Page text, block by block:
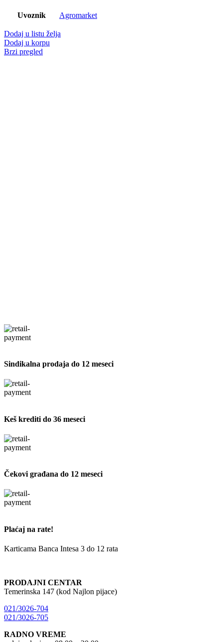
Uvoznik Agromarket
Dodaj u listu želja
Dodaj u korpu
Brzi pregled
Sindikalna prodaja do 12 meseci
Keš krediti do 36 meseci
Čekovi građana do 12 meseci
Plaćaj na rate!
Karticama Banca Intesa 3 do 12 rata
PRODAJNI CENTAR
Temerinska 147 (kod Najlon pijace)
021/3026-704
021/3026-705
RADNO VREME